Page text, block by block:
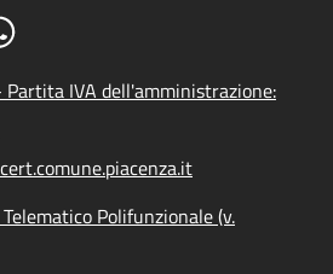
Partita IVA dell'amministrazione:
Polifunzionale (v.